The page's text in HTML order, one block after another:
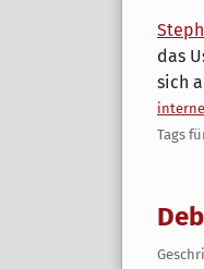
das
sich
Tags